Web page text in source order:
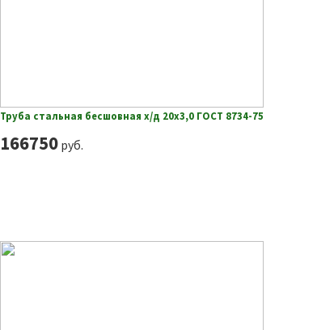
Труба стальная бесшовная х/д 20х3,0 ГОСТ 8734-75
166750руб.